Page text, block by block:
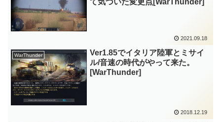
て気づいた変更点[WarThunder]
2021.09.18
WarThunder
Ver1.85でイタリア陸軍とミサイ
ル/音速の時代がやって来た。
[WarThunder]
2018.12.19